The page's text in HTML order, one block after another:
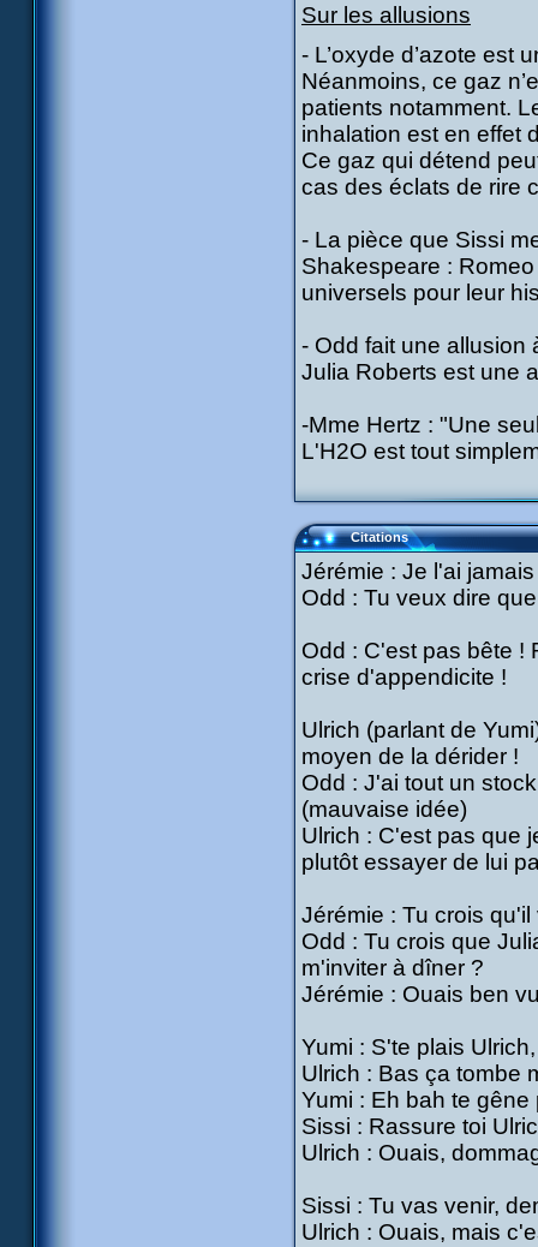
Sur les allusions
- L’oxyde d’azote est
Néanmoins, ce gaz
patients notamment.
inhalation est en effet
Ce gaz qui détend
cas des éclats de rire
- La pièce que Sissi
Shakespeare :
universels pour leur
- Odd fait une allusion
Julia Roberts est une
-Mme Hertz : "Une
L'H2O est tout
Citations
Jérémie : Je l'ai
Odd : Tu veux dire
Odd : C'est pas bête !
crise d'appendicite !
Ulrich (parlant de
moyen de la dérider !
Odd : J'ai tout un
(mauvaise idée)
Ulrich : C'est pas que
plutôt essayer de lui
Jérémie : Tu crois
Odd : Tu crois que
m'inviter à dîner ?
Jérémie : Ouais ben
Yumi : S'te plais
Ulrich : Bas ça tombe
Yumi : Eh bah te
Sissi : Rassure toi
Ulrich : Ouais,
Sissi : Tu vas venir,
Ulrich : Ouais, mais